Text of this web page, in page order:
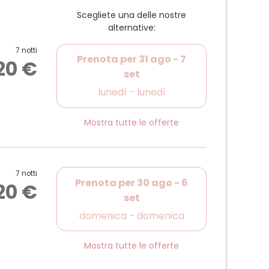
e specchio per trucco
Fi, TV a schermo piatto
grandi
Scegliete una delle nostre
alternative:
7 notti
€ Prenota per31 ago - 7
set
lunedì - lunedì
Mostra tutte le offerte
7 notti
€ Prenota per30 ago - 6
set
domenica - domenica
Mostra tutte le offerte